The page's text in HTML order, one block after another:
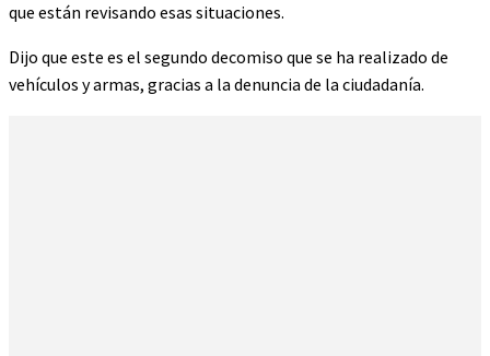
que están revisando esas situaciones.
Dijo que este es el segundo decomiso que se ha realizado de
vehículos y armas, gracias a la denuncia de la ciudadanía.